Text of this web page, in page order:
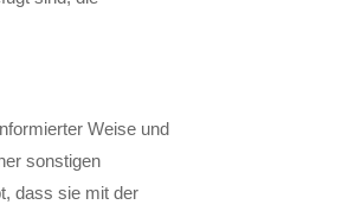
Weise und
sonstigen
dass sie mit der